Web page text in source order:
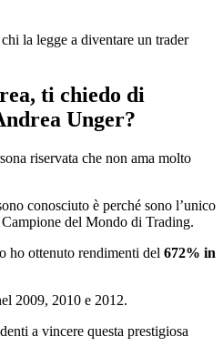
la legge a diventare un trader
ti chiedo di
Unger?
riservata che non ama molto
conosciuto è perché sono l’unico
del Mondo di Trading.
ho ottenuto rendimenti del 672% in
2009, 2010 e 2012.
a vincere questa prestigiosa